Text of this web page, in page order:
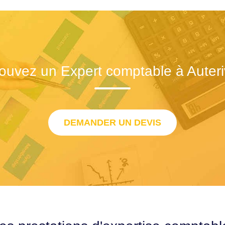
un Expert comptable à
DEMANDER UN DEVIS